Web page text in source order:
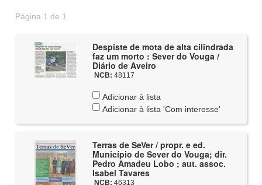
Página 1 de 1
Despiste de mota de alta cilindrada
faz um morto : Sever do Vouga /
Diário de Aveiro
NCB: 48117
Adicionar à lista
Adicionar à lista 'Com interesse'
Terras de SeVer / propr. e ed.
Município de Sever do Vouga; dir.
Pedro Amadeu Lobo ; aut. assoc.
Isabel Tavares
NCB: 46313